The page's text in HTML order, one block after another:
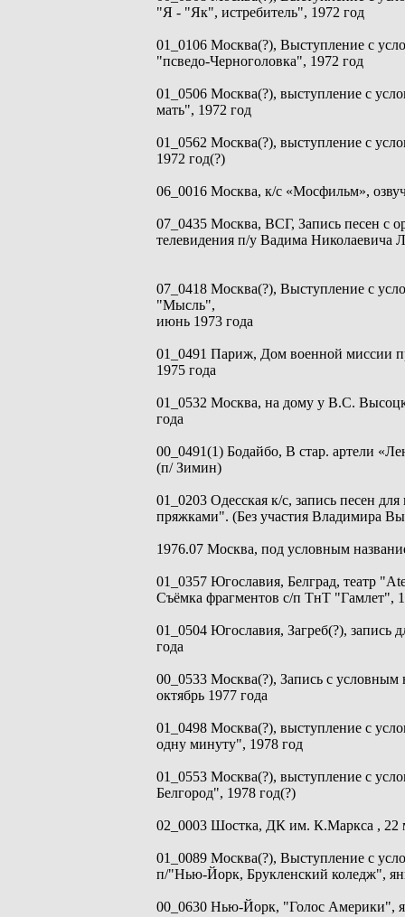
"Я - "Як", истребитель", 1972 год
01_0106 Москва(?), Выступление с
"псведо-Черноголовка", 1972 год
01_0506 Москва(?), выступление с
мать", 1972 год
01_0562 Москва(?), выступление с
1972 год(?)
06_0016 Москва, к/с «Мосфильм»,
07_0435 Москва, ВСГ, Запись песен с
телевидения п/у Вадима Николаевича
07_0418 Москва(?), Выступление с
"Мысль",
июнь 1973 года
01_0491 Париж, Дом военной миссии
1975 года
01_0532 Москва, на дому у В.С.
года
00_0491(1) Бодайбо, В стар. артели
(п/ Зимин)
01_0203 Одесская к/с, запись песен
пряжками". (Без участия Владимира
1976.07 Москва, под условным
01_0357 Югославия, Белград, театр
Съёмка фрагментов с/п ТнТ "Гамлет",
01_0504 Югославия, Загреб(?), запись
года
00_0533 Москва(?), Запись с условным
октябрь 1977 года
01_0498 Москва(?), выступление с
одну минуту", 1978 год
01_0553 Москва(?), выступление с
Белгород", 1978 год(?)
02_0003 Шостка, ДК им. К.Маркса , 22
01_0089 Москва(?), Выступление с
п/"Нью-Йорк, Брукленский коледж",
00_0630 Нью-Йорк, "Голос Америки",